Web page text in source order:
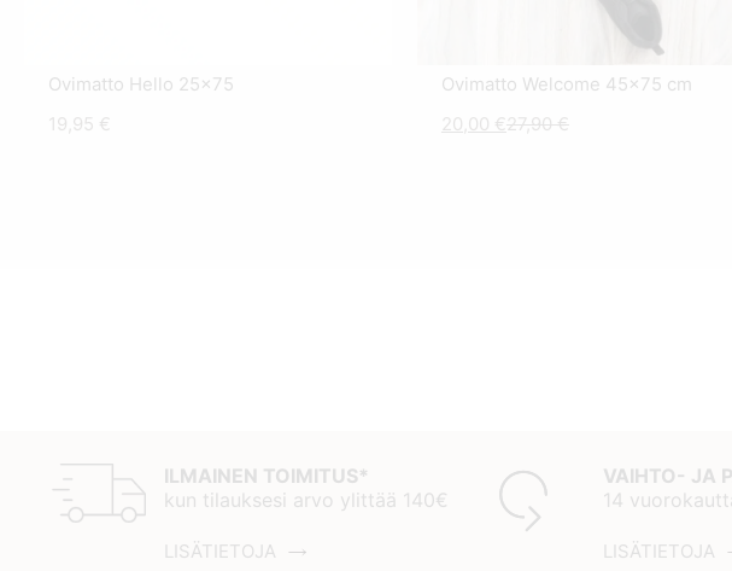
Ovimatto Hello 25x75
19,95 €
Ovimatto Welcome 45x75 cm
20,00 €Nykyinen
27,90€Alkuperäinen
ILMAINEN TOIMITUS*
kun tilauksesi arvo ylittää 140€
LISÄTIETOJA
VAIHTO- JA
14
LISÄTIETOJA